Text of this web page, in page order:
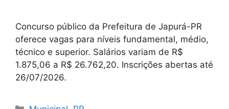
Concurso público da Prefeitura de Japurá-PR
oferece vagas para níveis fundamental, médio,
técnico e superior. Salários variam de R$
1.875,06 a R$ 26.762,20. Inscrições abertas até
26/07/2026.
Categorias